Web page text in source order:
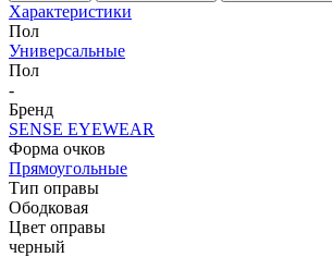
Характеристики
Пол
Универсальные
Пол
-
Бренд
SENSE EYEWEAR
Форма очков
Прямоугольные
Тип оправы
Ободковая
Цвет оправы
черный